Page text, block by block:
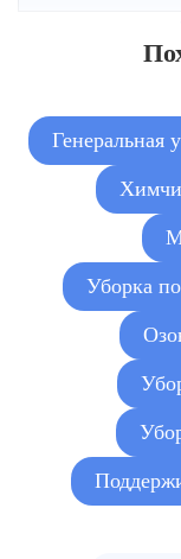
Генеральная
Уборка